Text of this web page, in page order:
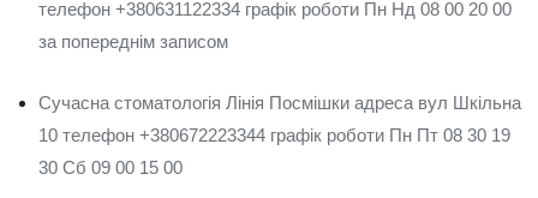
телефон +380631122334 графік роботи Пн Нд 08 00 20 00
за попереднім записом
Сучасна стоматологія Лінія Посмішки адреса вул Шкільна
10 телефон +380672223344 графік роботи Пн Пт 08 30 19
30 Сб 09 00 15 00